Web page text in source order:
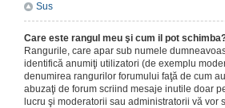
Sus
Care este rangul meu şi cum il pot
Rangurile, care apar sub numele
identifică anumiţi utilizatori (de exemplu
denumirea rangurilor forumului faţă de cum
abuzaţi de forum scriind mesaje inutile doar
lucru şi moderatorii sau administratorii vă